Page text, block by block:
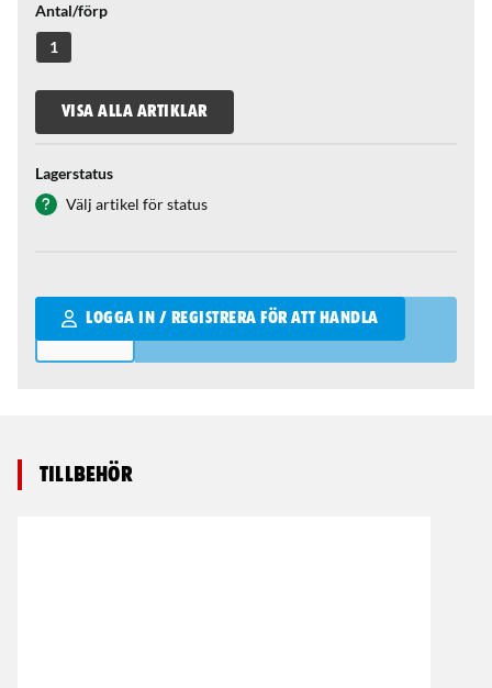
Antal/förp
1
VISA ALLA ARTIKLAR
Lagerstatus
Välj artikel för status
LOGGA IN / REGISTRERA FÖR ATT HANDLA
Qantity
Tillbehör